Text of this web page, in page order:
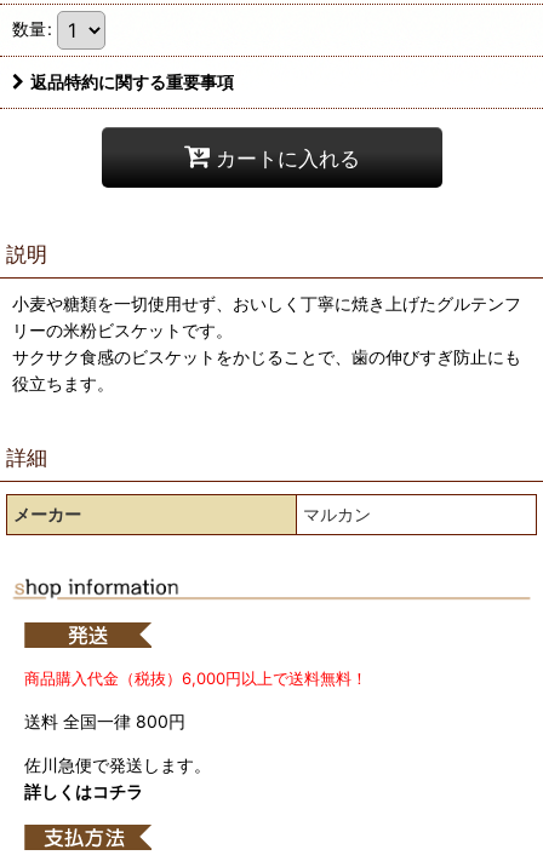
数量:
返品特約に関する重要事項
カートに入れる
説明
小麦や糖類を一切使用せず、おいしく丁寧に焼き上げたグルテンフ
リーの米粉ビスケットです。
サクサク食感のビスケットをかじることで、歯の伸びすぎ防止にも
役立ちます。
詳細
メーカー マルカン
商品購入代金（税抜）6,000円以上で送料無料！
送料 全国一律 800円
佐川急便で発送します。
詳しくはコチラ